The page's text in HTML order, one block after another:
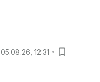
05.08.26, 12:31